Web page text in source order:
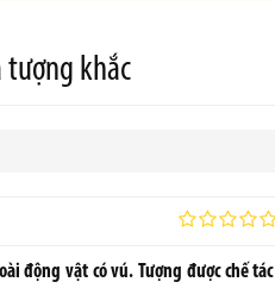
tượng khắc
động vật có vú. Tượng được chế tác